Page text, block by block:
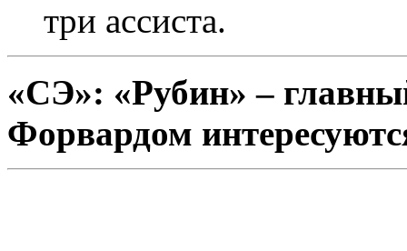
три ассиста.
«СЭ»: «Рубин» –
Форвардом